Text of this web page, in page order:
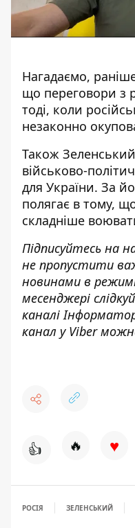
Нагадаємо,
що переговори з
тоді, коли
незаконно
Також
військово-
для України. За
полягає в тому,
складніше
Підписуйтесь на
не пропустити
новинами в
месенджері
каналі
канал у Viber
👍 🔥 ♥
РОСІЯ ЗЕЛЕНСЬКИЙ